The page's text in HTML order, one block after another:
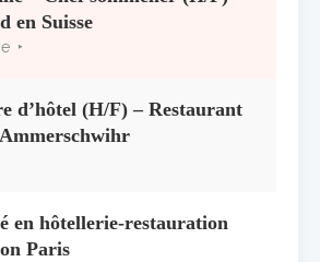
consacrée à la Bourgogne
2026
chez Georges Blanc
2026
en Suisse
d’hôtel (H/F) – Restaurant
en hôtellerie-restauration
Paris